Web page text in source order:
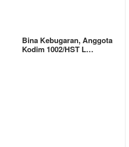
Bina Kebugaran, Anggota
Kodim 1002/HST L…